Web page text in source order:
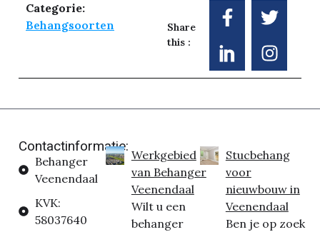
Categorie:
Behangsoorten
Share
this :
Contactinformatie:
Behanger
Veenendaal
KVK:
58037640
Werkgebied
van Behanger
Veenendaal
Wilt u een
behanger
Stucbehang
voor
nieuwbouw in
Veenendaal
Ben je op zoek